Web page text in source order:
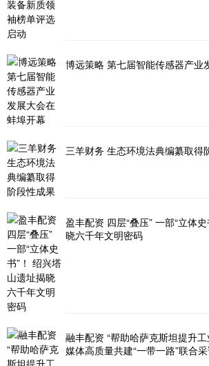
博远策略 第七届智能传感器产业
三羊财务 生态环境法典编纂取得
盈丰配资 四层“叠压” 一部“立体
晓六千年文明密码
融丰配资 “帮助哈萨克斯坦提升
媒体高质量共建“一带一路”联合采